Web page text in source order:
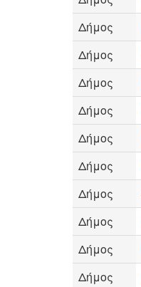
Δήμος
Δήμος
Δήμος
Δήμος
Δήμος
Δήμος
Δήμος
Δήμος
Δήμος
Δήμος